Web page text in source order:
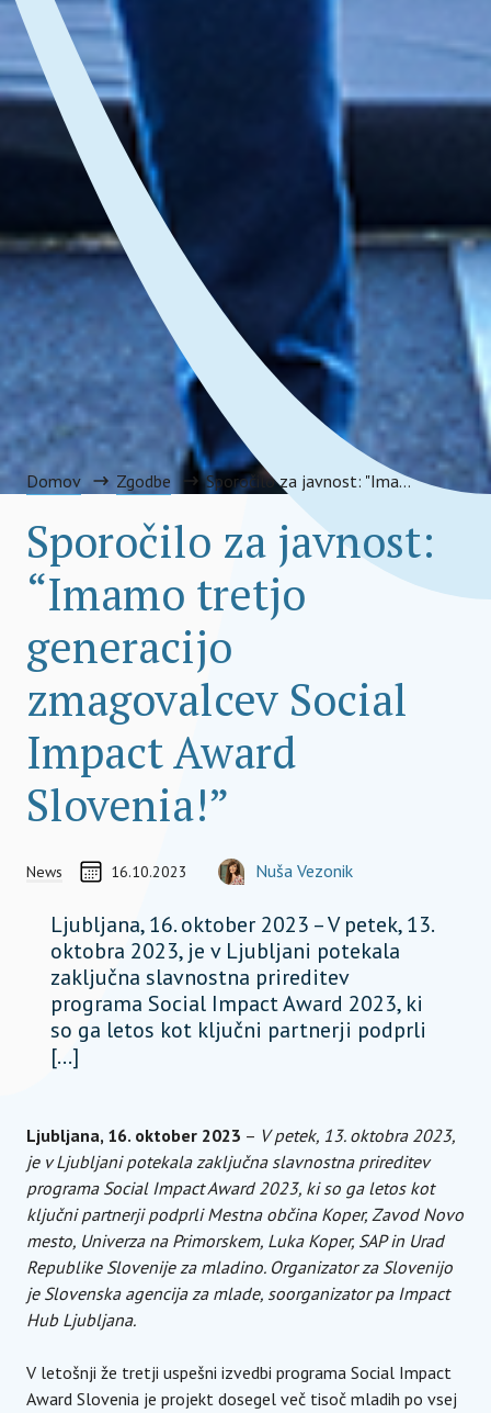
Domov Zgodbe Sporočilo za javnost: "Imamo tretjo generacijo zmagovalcev Social Impact Award Slovenia!"
Sporočilo za javnost:
“Imamo tretjo
generacijo
zmagovalcev Social
Impact Award
Slovenia!”
News CREATED ON
16.10.2023 AVTORNuša Vezonik
Ljubljana, 16. oktober 2023 – V petek, 13.
oktobra 2023, je v Ljubljani potekala
zaključna slavnostna prireditev
programa Social Impact Award 2023, ki
so ga letos kot ključni partnerji podprli
[…]
Ljubljana, 16. oktober 2023 – V petek, 13. oktobra 2023,
je v Ljubljani potekala zaključna slavnostna prireditev
programa Social Impact Award 2023, ki so ga letos kot
ključni partnerji podprli Mestna občina Koper, Zavod Novo
mesto, Univerza na Primorskem, Luka Koper, SAP in Urad
Republike Slovenije za mladino. Organizator za Slovenijo
je Slovenska agencija za mlade, soorganizator pa Impact
Hub Ljubljana.
V letošnji že tretji uspešni izvedbi programa Social Impact
Award Slovenia je projekt dosegel več tisoč mladih po vsej